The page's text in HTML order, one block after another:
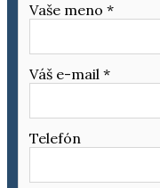
Vaše meno *
Váš e-mail *
Telefón